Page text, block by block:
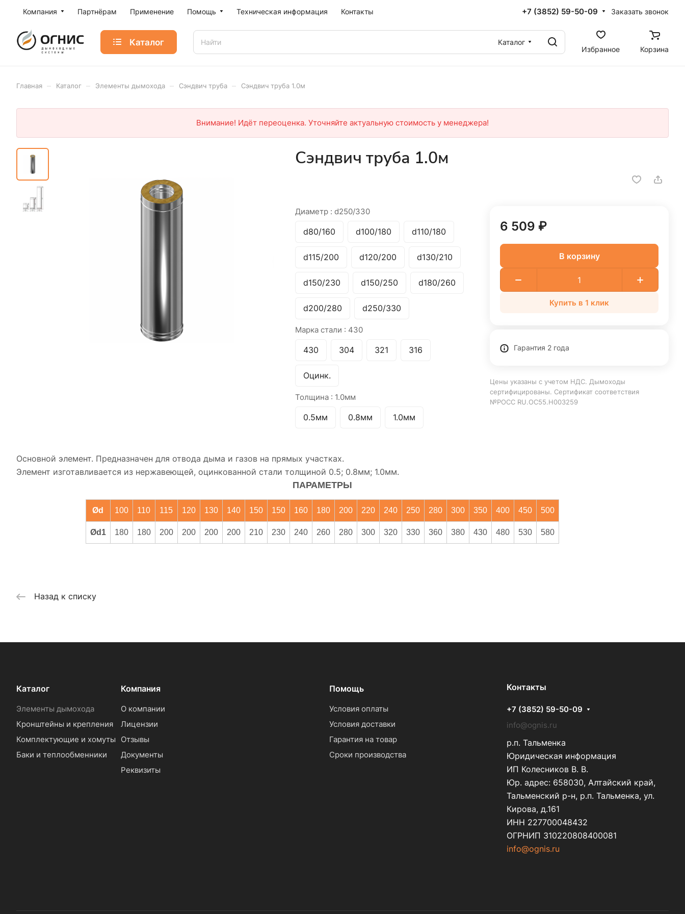
Компания Партнёрам Применение Помощь Техническая информация Контакты +7 (3852) 59-50-09 Заказать звонок
Каталог
Каталог
Избранное
Корзина
Главная Каталог Элементы дымохода Сэндвич труба Сэндвич труба 1.0м
Внимание! Идёт переоценка. Уточняйте актуальную стоимость у менеджера!
Сэндвич труба 1.0м
Диаметр : d250/330
d80/160 d100/180 d110/180
d115/200 d120/200 d130/210
d150/230 d150/250 d180/260
d200/280 d250/330
Марка стали : 430
430 304 321 316
Оцинк.
Толщина : 1.0мм
0.5мм 0.8мм 1.0мм
6 509 ₽
В корзину
Купить в 1 клик
Гарантия 2 года
Цены указаны с учетом НДС. Дымоходы
сертифицированы. Сертификат соответствия
№РОСС RU.ОС55.Н003259
Основной элемент. Предназначен для отвода дыма и газов на прямых участках.
Элемент изготавливается из нержавеющей, оцинкованной стали толщиной 0.5; 0.8мм; 1.0мм.
ПАРАМЕТРЫ
Ød 100 110 115 120 130 140 150 150 160 180 200 220 240 250 280 300 350 400 450 500
Ød1 180 180 200 200 200 200 210 230 240 260 280 300 320 330 360 380 430 480 530 580
Назад к списку
Каталог
Элементы дымохода
Кронштейны и крепления
Комплектующие и хомуты
Баки и теплообменники
Компания
О компании
Лицензии
Отзывы
Документы
Реквизиты
Помощь
Условия оплаты
Условия доставки
Гарантия на товар
Сроки производства
Контакты
+7 (3852) 59-50-09
info@ognis.ru
р.п. Тальменка
Юридическая информация
ИП Колесников В. В.
Юр. адрес: 658030, Алтайский край,
Тальменский р-н, р.п. Тальменка, ул.
Кирова, д.161
ИНН 227700048432
ОГРНИП 310220808400081
info@ognis.ru